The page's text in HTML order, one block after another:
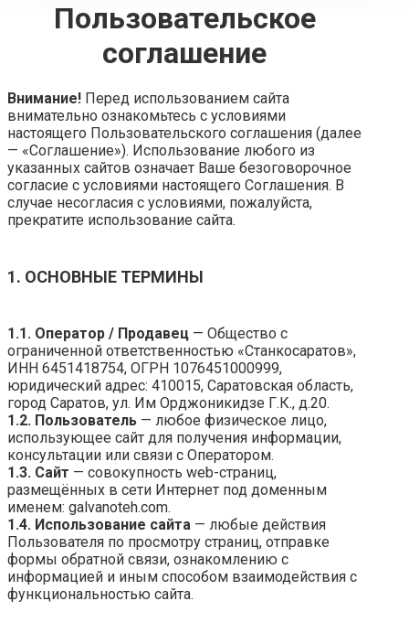
Пользовательское
соглашение
Внимание! Перед использованием сайта
внимательно ознакомьтесь с условиями
настоящего Пользовательского соглашения (далее
— «Соглашение»). Использование любого из
указанных сайтов означает Ваше безоговорочное
согласие с условиями настоящего Соглашения. В
случае несогласия с условиями, пожалуйста,
прекратите использование сайта.
1. ОСНОВНЫЕ ТЕРМИНЫ
1.1. Оператор / Продавец — Общество с
ограниченной ответственностью «Станкосаратов»,
ИНН 6451418754, ОГРН 1076451000999,
юридический адрес: 410015, Саратовская область,
город Саратов, ул. Им Орджоникидзе Г.К., д.20.
1.2. Пользователь — любое физическое лицо,
использующее сайт для получения информации,
консультации или связи с Оператором.
1.3. Сайт — совокупность web-страниц,
размещённых в сети Интернет под доменным
именем: galvanoteh.com.
1.4. Использование сайта — любые действия
Пользователя по просмотру страниц, отправке
формы обратной связи, ознакомлению с
информацией и иным способом взаимодействия с
функциональностью сайта.